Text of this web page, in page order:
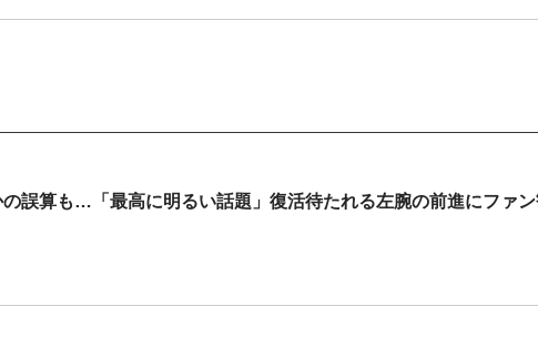
の誤算も…「最高に明るい話題」復活待たれる左腕の前進にファ